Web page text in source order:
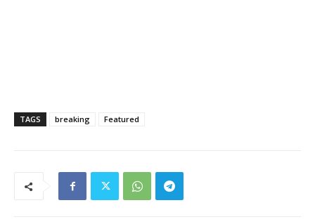
TAGS breaking Featured